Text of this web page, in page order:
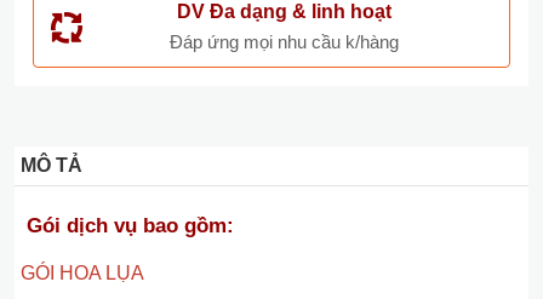
DV Đa dạng & linh hoạt
Đáp ứng mọi nhu cầu k/hàng
MÔ TẢ
Gói dịch vụ bao gồm:
GÓI HOA LỤA